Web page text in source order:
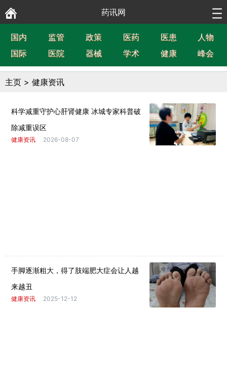
药讯网
国内 监管 政策 医药 医患
人物
国际
医院 器械 学术 健康 峰会
主页 > 健康资讯
科学减重守护心肝肾健康 冰城专家科普破
除减重误区
健康资讯 2026-08-07
手脚逐渐粗大，得了肢端肥大症会让人越
来越丑
健康资讯 2025-12-12